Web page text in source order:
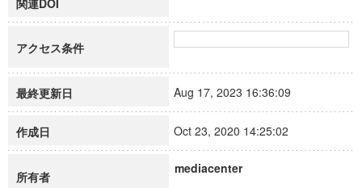
関連DOI
アクセス条件
最終更新日 Aug 17, 2023 16:36:09
作成日 Oct 23, 2020 14:25:02
所有者
mediacenter